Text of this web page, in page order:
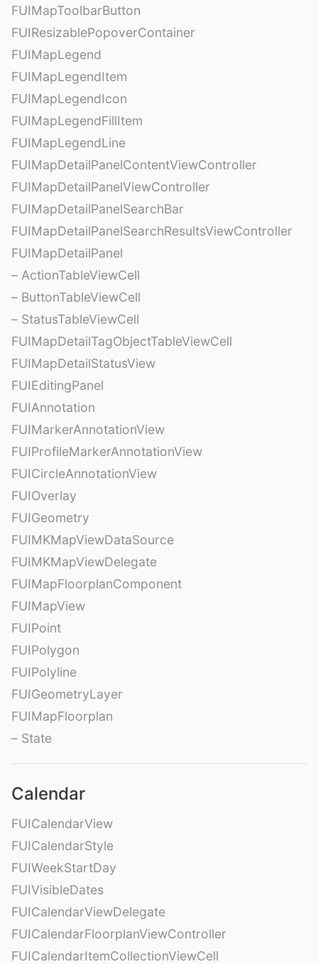
FUIMapToolbarButton
FUIResizablePopoverContainer
FUIMapLegend
FUIMapLegendItem
FUIMapLegendIcon
FUIMapLegendFillItem
FUIMapLegendLine
FUIMapDetailPanelContentViewController
FUIMapDetailPanelViewController
FUIMapDetailPanelSearchBar
FUIMapDetailPanelSearchResultsViewController
FUIMapDetailPanel
– ActionTableViewCell
– ButtonTableViewCell
– StatusTableViewCell
FUIMapDetailTagObjectTableViewCell
FUIMapDetailStatusView
FUIEditingPanel
FUIAnnotation
FUIMarkerAnnotationView
FUIProfileMarkerAnnotationView
FUICircleAnnotationView
FUIOverlay
FUIGeometry
FUIMKMapViewDataSource
FUIMKMapViewDelegate
FUIMapFloorplanComponent
FUIMapView
FUIPoint
FUIPolygon
FUIPolyline
FUIGeometryLayer
FUIMapFloorplan
– State
Calendar
FUICalendarView
FUICalendarStyle
FUIWeekStartDay
FUIVisibleDates
FUICalendarViewDelegate
FUICalendarFloorplanViewController
FUICalendarItemCollectionViewCell